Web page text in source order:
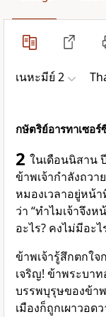
เนหะมีย์ 2
กษัตริย์อารทาเซอร์
2 ในเดือนนิสาน
ข้าพเจ้ากำลังถวา
หมองเวลาอยู่หน้
ว่า “ทำไมเจ้าจึง
อะไร? คงไม่มีอะ
ข้าพเจ้ารู้สึกตกใจ
เจริญ! ข้าพระบาท
บรรพบุรุษของข้า
เมืองก็ถูกเผาวอดว